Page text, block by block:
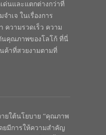
ด่นและแตกต่างกว่าที่
ำเจ ในเรื่องการ
วามรวดเร็ว ความ
นคุณภาพของโลโก้ ที่นี่
ค้าที่สวยงามตามที่
ยใต้นโยบาย “คุณภาพ
ยมีการให้ความสำคัญ